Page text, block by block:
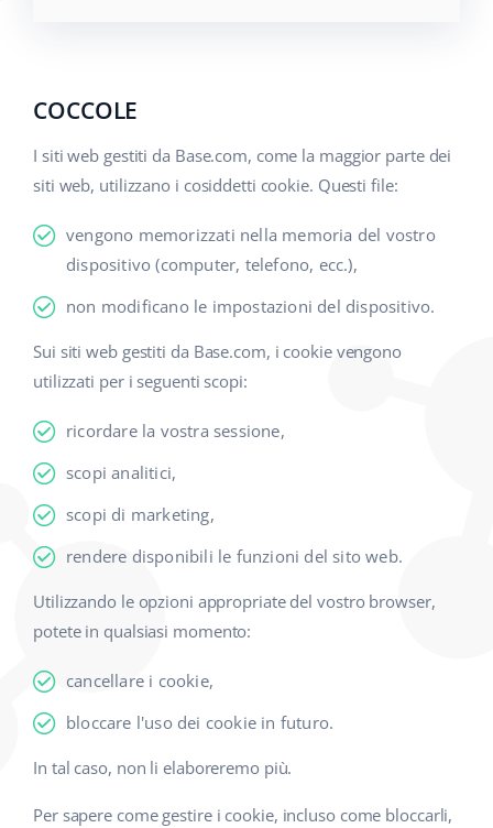
COCCOLE
I siti web gestiti da Base.com, come la maggior parte dei
siti web, utilizzano i cosiddetti cookie. Questi file:
vengono memorizzati nella memoria del vostro
dispositivo (computer, telefono, ecc.),
non modificano le impostazioni del dispositivo.
Sui siti web gestiti da Base.com, i cookie vengono
utilizzati per i seguenti scopi:
ricordare la vostra sessione,
scopi analitici,
scopi di marketing,
rendere disponibili le funzioni del sito web.
Utilizzando le opzioni appropriate del vostro browser,
potete in qualsiasi momento:
cancellare i cookie,
bloccare l'uso dei cookie in futuro.
In tal caso, non li elaboreremo più.
Per sapere come gestire i cookie, incluso come bloccarli,